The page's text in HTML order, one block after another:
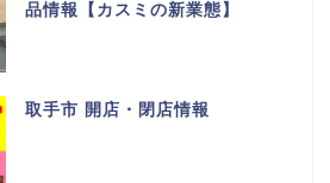
品情報【カスミの新業態】
取手市 開店・閉店情報